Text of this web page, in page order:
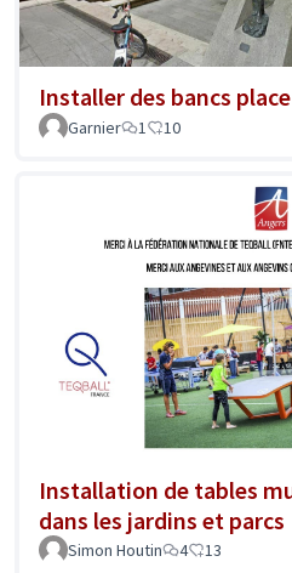
Installer des bancs
Garnier
1 10
Installation de tables
dans les jardins et parcs
Simon Houtin 4 13